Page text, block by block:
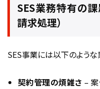
SES業務特有の課
請求処理）
SES事業には以下のような
契約管理の煩雑さ –